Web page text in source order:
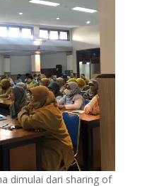
dimulai dari sharing of